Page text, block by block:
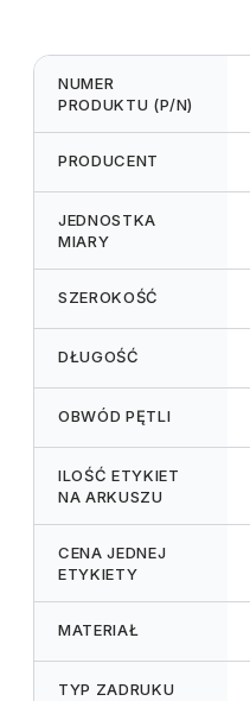
NUMER
PRODUKTU (P/N)
PRODUCENT
JEDNOSTKA
MIARY
SZEROKOŚĆ
DŁUGOŚĆ
OBWÓD PĘTLI
ILOŚĆ ETYKIET
NA ARKUSZU
CENA JEDNEJ
ETYKIETY
MATERIAŁ
TYP ZADRUKU